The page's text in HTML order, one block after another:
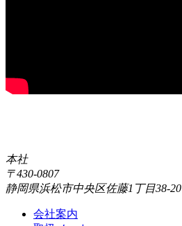
本社
〒430-0807
静岡県浜松市中央区佐藤1丁目38-20
会社案内